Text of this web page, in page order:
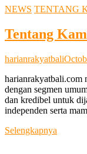
NEWS TENTANG
Tentang
harianrakyatbali
harianrakyatbali.com
dengan segmen
dan kredibel untuk
independen serta
Selengkapnya